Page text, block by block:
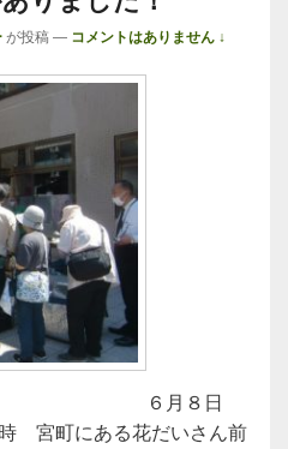
が投稿 — コメントはありません ↓
６月８日
時 宮町にある花だいさん前